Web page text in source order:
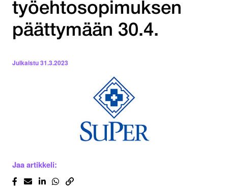
työehtosopimuksen
päättymään 30.4.
Julkaistu31.3.2023
Jaa artikkeli: